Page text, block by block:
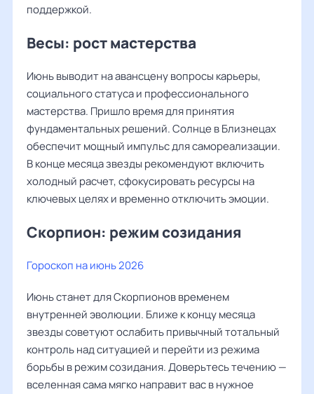
поддержкой.
Весы: рост мастерства
Июнь выводит на авансцену вопросы карьеры,
социального статуса и профессионального
мастерства. Пришло время для принятия
фундаментальных решений. Солнце в Близнецах
обеспечит мощный импульс для самореализации.
В конце месяца звезды рекомендуют включить
холодный расчет, сфокусировать ресурсы на
ключевых целях и временно отключить эмоции.
Скорпион: режим созидания
Гороскоп на июнь 2026
Июнь станет для Скорпионов временем
внутренней эволюции. Ближе к концу месяца
звезды советуют ослабить привычный тотальный
контроль над ситуацией и перейти из режима
борьбы в режим созидания. Доверьтесь течению —
вселенная сама мягко направит вас в нужное